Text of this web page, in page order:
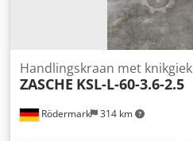
Rödermark 314 km
Handlingskraan met knikgiek
ZASCHE KSL-L-60-3.6-2.5